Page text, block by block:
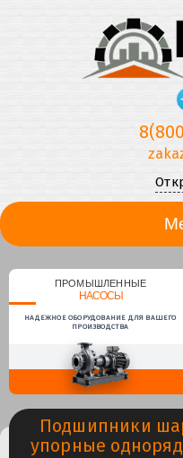
ПРОМЫШЛЕННЫЕ
НАСОСЫ
НАДЕЖНОЕ ОБОРУДОВАНИЕ ДЛЯ ВАШЕГО
ПРОИЗВОДСТВА
Подшипники
упорные